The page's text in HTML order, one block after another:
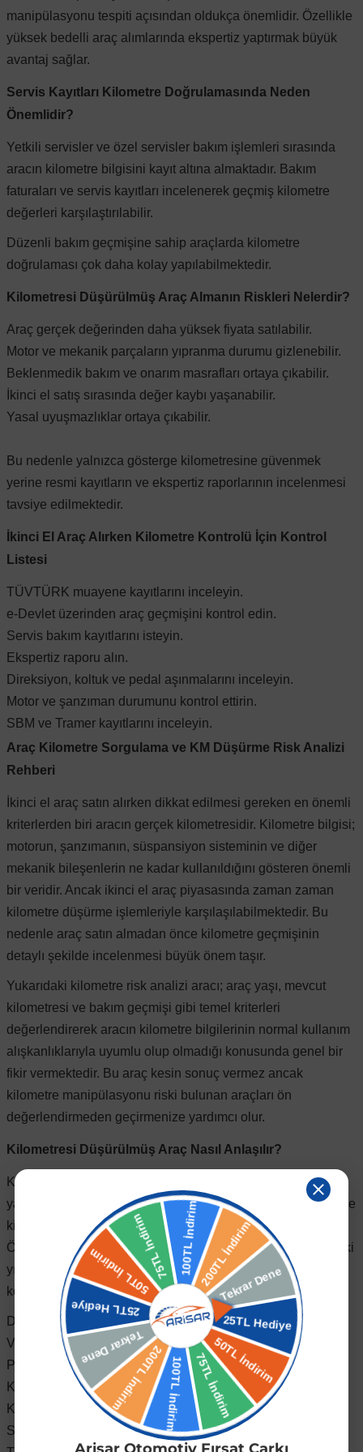
manipülasyonu tespiti açısından oldukça önemlidir. Özellikle
yüksek bedelli araç alımlarında ekspertiz yaptırmak büyük
avantaj sağlar.
Servis Kayıtları Kilometre Doğrulamasında Neden
Önemlidir?
Yetkili servisler ve özel servisler bakım işlemleri sırasında
aracın kilometre bilgisini kayıt altına almaktadır. Bakım
faturaları ve servis kayıtları incelenerek geçmiş kilometre
değerleri karşılaştırılabilir.
Düzenli bakım geçmişine sahip araçlarda kilometre
doğrulaması çok daha kolay yapılabilmektedir.
Kilometresi Düşürülmüş Araç Almanın Riskleri Nelerdir?
Araç gerçek değerinden daha yüksek fiyata satılabilir.
Motor ve mekanik parçaların yıpranma durumu gizlenebilir.
Beklenmedik bakım ve onarım masrafları ortaya çıkabilir.
İkinci el satış sırasında değer kaybı yaşanabilir.
Yasal uyuşmazlıklar ortaya çıkabilir.
Bu nedenle yalnızca gösterge kilometresine güvenmek
yerine resmi kayıtların ve ekspertiz raporlarının incelenmesi
tavsiye edilmektedir.
İkinci El Araç Alırken Kilometre Kontrolü İçin Kontrol
Listesi
TÜVTÜRK muayene kayıtlarını inceleyin.
e-Devlet üzerinden araç geçmişini kontrol edin.
Servis bakım kayıtlarını isteyin.
Ekspertiz raporu alın.
Direksiyon, koltuk ve pedal aşınmalarını inceleyin.
Motor ve şanzıman durumunu kontrol ettirin.
SBM ve Tramer kayıtlarını inceleyin.
Araç Kilometre Sorgulama ve KM Düşürme Risk Analizi
Rehberi
İkinci el araç satın alırken dikkat edilmesi gereken en önemli
kriterlerden biri aracın gerçek kilometresidir. Kilometre bilgisi;
motorun, şanzımanın, süspansiyon sisteminin ve diğer
mekanik bileşenlerin ne kadar kullanıldığını gösteren önemli
bir veridir. Ancak ikinci el araç piyasasında zaman zaman
kilometre düşürme işlemleriyle karşılaşılabilmektedir. Bu
nedenle araç satın almadan önce kilometre geçmişinin
detaylı şekilde incelenmesi büyük önem taşır.
Yukarıdaki kilometre risk analizi aracı; araç yaşı, mevcut
kilometresi ve bakım geçmişi gibi temel kriterleri
değerlendirerek aracın kilometre bilgilerinin normal kullanım
alışkanlıklarıyla uyumlu olup olmadığı konusunda genel bir
fikir vermektedir. Bu araç kesin sonuç vermez ancak
kilometre manipülasyonu riski bulunan araçları ön
değerlendirmeden geçirmenize yardımcı olur.
Kilometresi Düşürülmüş Araç Nasıl Anlaşılır?
Kilometre düşürme işlemi günümüzde elektronik cihazlarla
yapılabilmektedir. Ancak aracın genel durumu incelendiğinde
kilometre bilgisiyle uyumsuz birçok detay ortaya çıkabilir.
Özellikle direksiyon simidindeki aşınmalar, vites topuzundaki
yıpranmalar, pedal lastiklerinin durumu ve sürücü
koltuğundaki deformasyonlar önemli ipuçları verebilir.
Direksiyon simidinde aşırı parlama ve aşınma
Vites topuzunda yoğun kullanım izleri
Pedal kauçuklarında aşınma
Koltuk döşemelerinde yıpranma
Kapı içlerinde kullanım kaynaklı deformasyonlar
Servis kayıtları ile kilometrenin uyuşmaması